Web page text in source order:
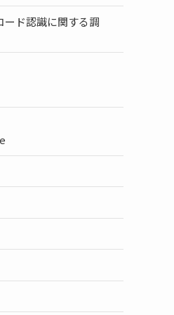
ド認識に関する調